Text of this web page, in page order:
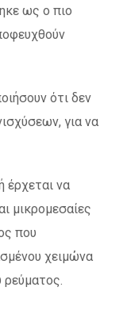
ως ο πιο
ότι δεν
για να
έρχεται να
μικρομεσαίες
που
χειμώνα
ρεύματος.